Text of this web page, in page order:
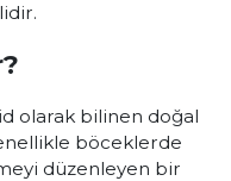
olarak bilinen doğal
böceklerde
düzenleyen bir